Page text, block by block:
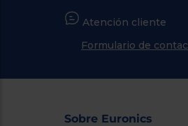
Atención cliente
Formulario de
Sobre Euronics